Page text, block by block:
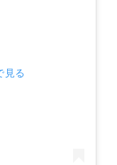
見る